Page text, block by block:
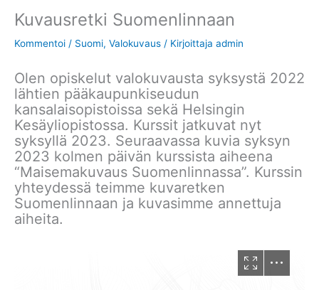
Kuvausretki Suomenlinnaan
Kommentoi / Suomi, Valokuvaus / Kirjoittaja admin
Olen opiskelut valokuvausta syksystä 2022
lähtien pääkaupunkiseudun
kansalaisopistoissa sekä Helsingin
Kesäyliopistossa. Kurssit jatkuvat nyt
syksyllä 2023. Seuraavassa kuvia syksyn
2023 kolmen päivän kurssista aiheena
“Maisemakuvaus Suomenlinnassa”. Kurssin
yhteydessä teimme kuvaretken
Suomenlinnaan ja kuvasimme annettuja
aiheita.